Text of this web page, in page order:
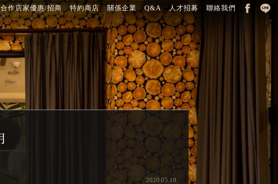
合作店家優惠/招商 特約商店 關係企業 Q&A 人才招募 聯絡我們
2020.05.19